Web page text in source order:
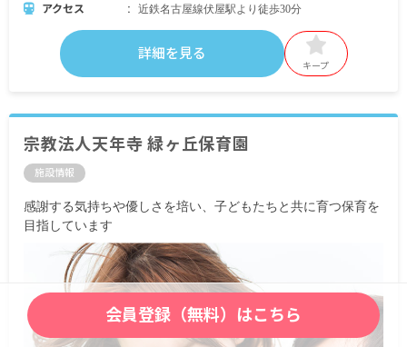
アクセス 近鉄名古屋線伏屋駅より徒歩30分
詳細を見る
キープ
宗教法人天年寺 緑ヶ丘保育園
施設情報
感謝する気持ちや優しさを培い、子どもたちと共に育つ保育を
目指しています
会員登録（無料）はこちら